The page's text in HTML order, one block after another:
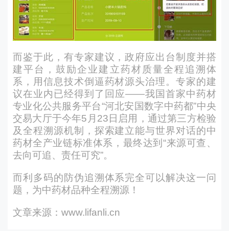
而鉴于此，有专家建议，政府应出台制度并搭
建平台，鼓励企业建立药材质量全程追溯体
系，用信息技术倒逼药材源头治理。专家的建
议在业内已经得到了回应——我国首家中药材
专业化公共服务平台“河北安国数字中药都”中央
交易大厅于今年5月23日启用，通过第三方检验
及全程溯源机制，探索建立能与世界对话的中
药材全产业链标准体系，最终达到“来源可查、
去向可追、责任可究”。
而利多码的防伪追溯体系完全可以解决这一问
题，为中药材品种全程溯源！
文章来源：www.lifanli.cn